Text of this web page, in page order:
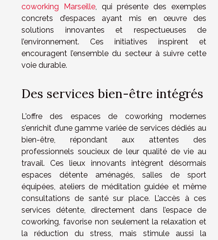
coworking Marseille, qui présente des exemples
concrets d’espaces ayant mis en œuvre des
solutions innovantes et respectueuses de
l’environnement. Ces initiatives inspirent et
encouragent l’ensemble du secteur à suivre cette
voie durable.
Des services bien-être intégrés
L'offre des espaces de coworking modernes
s’enrichit d’une gamme variée de services dédiés au
bien-être, répondant aux attentes des
professionnels soucieux de leur qualité de vie au
travail. Ces lieux innovants intègrent désormais
espaces détente aménagés, salles de sport
équipées, ateliers de méditation guidée et même
consultations de santé sur place. L’accès à ces
services détente, directement dans l’espace de
coworking, favorise non seulement la relaxation et
la réduction du stress, mais stimule aussi la